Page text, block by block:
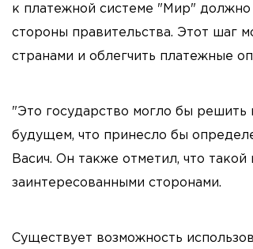
к платежной системе "Мир" должно
стороны правительства. Этот шаг
странами и облегчить платежные
"Это государство могло бы
будущем, что принесло бы
Васич. Он также отметил, что
заинтересованными сторонами.
Существует возможность